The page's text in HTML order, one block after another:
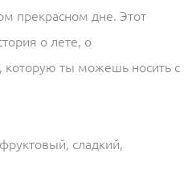
прекрасном дне. Этот
о лете, о
которую ты можешь носить с
фруктовый, сладкий,